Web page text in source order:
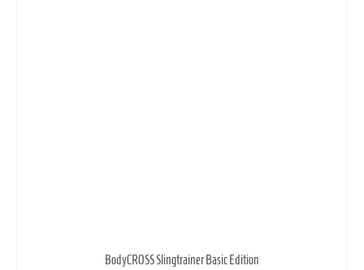
BodyCROSS Slingtrainer Basic Edition